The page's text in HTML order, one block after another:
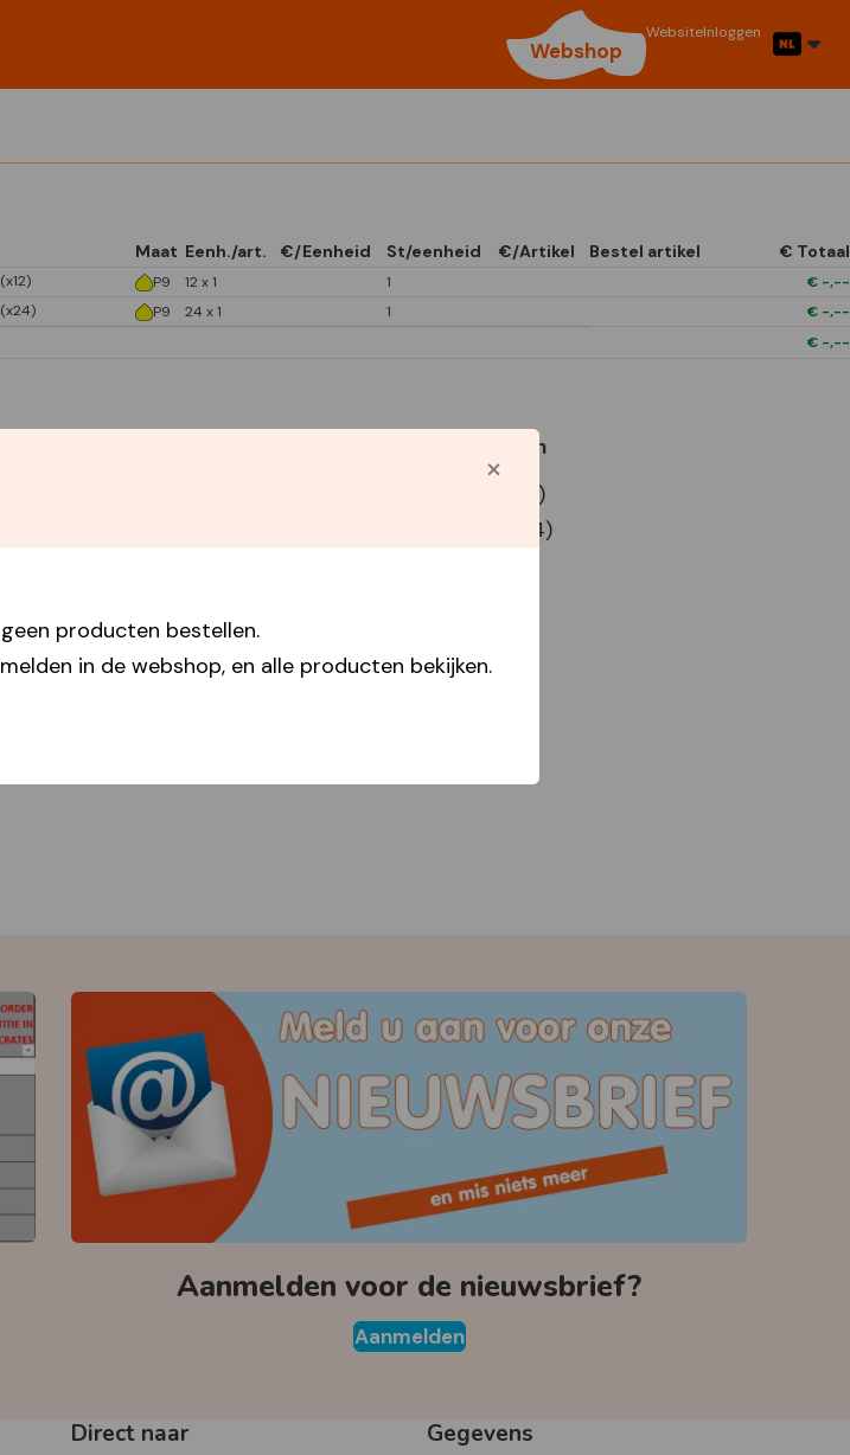
Webshop
WebsiteInloggen
producten bestellen.
in de webshop, en alle producten bekijken.
Maat Eenh./art. €/Eenheid St/eenheid €/Artikel Bestel artikel € Totaal
P9 12 x 1 1 € -,--
P9 24 x 1 1 € -,--
€ -,--
Gebruikte symbolen
P9 Euro doos (x12)
P9 Euro doos (x24)
Aanmelden voor de nieuwsbrief?
Aanmelden
Direct naar Gegevens